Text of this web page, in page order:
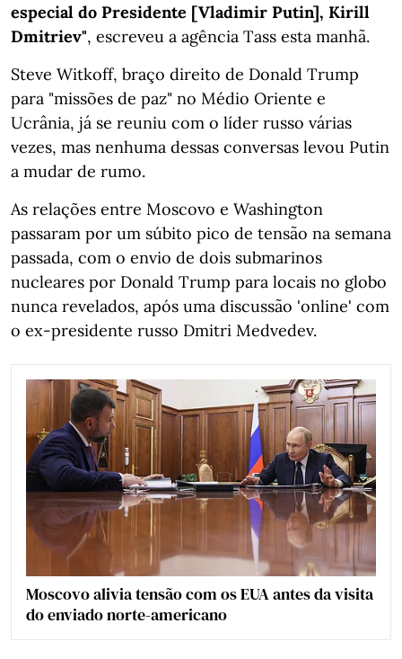
especial do Presidente [Vladimir Putin], Kirill
Dmitriev", escreveu a agência Tass esta manhã.
Steve Witkoff, braço direito de Donald Trump
para "missões de paz" no Médio Oriente e
Ucrânia, já se reuniu com o líder russo várias
vezes, mas nenhuma dessas conversas levou Putin
a mudar de rumo.
As relações entre Moscovo e Washington
passaram por um súbito pico de tensão na semana
passada, com o envio de dois submarinos
nucleares por Donald Trump para locais no globo
nunca revelados, após uma discussão 'online' com
o ex-presidente russo Dmitri Medvedev.
Moscovo alivia tensão com os EUA antes da visita
do enviado norte-americano